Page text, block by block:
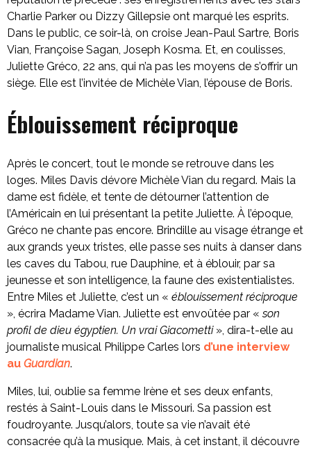
Charlie Parker ou Dizzy Gillepsie ont marqué les esprits.
Dans le public, ce soir-là, on croise Jean-Paul Sartre, Boris
Vian, Françoise Sagan, Joseph Kosma. Et, en coulisses,
Juliette Gréco, 22 ans, qui n’a pas les moyens de s’offrir un
siège. Elle est l’invitée de Michèle Vian, l’épouse de Boris.
Éblouissement réciproque
Après le concert, tout le monde se retrouve dans les
loges. Miles Davis dévore Michèle Vian du regard. Mais la
dame est fidèle, et tente de détourner l’attention de
l’Américain en lui présentant la petite Juliette. À l’époque,
Gréco ne chante pas encore. Brindille au visage étrange et
aux grands yeux tristes, elle passe ses nuits à danser dans
les caves du Tabou, rue Dauphine, et à éblouir, par sa
jeunesse et son intelligence, la faune des existentialistes.
Entre Miles et Juliette, c’est un « éblouissement réciproque
», écrira Madame Vian. Juliette est envoûtée par « son
profil de dieu égyptien. Un vrai Giacometti », dira-t-elle au
journaliste musical Philippe Carles lors d’une interview
au Guardian.
Miles, lui, oublie sa femme Irène et ses deux enfants,
restés à Saint-Louis dans le Missouri. Sa passion est
foudroyante. Jusqu’alors, toute sa vie n’avait été
consacrée qu’à la musique. Mais, à cet instant, il découvre